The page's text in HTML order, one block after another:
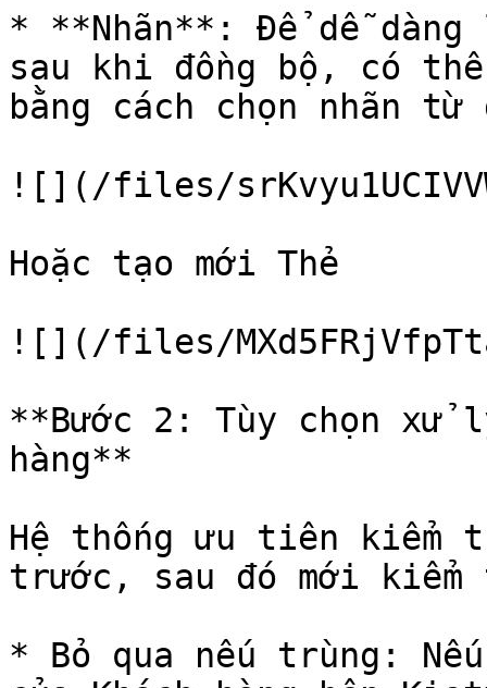
* **Nhãn**: Để dễ dàng
sau khi đồng bộ, có thể
bằng cách chọn nhãn
![](/files/
Hoặc tạo mới Thẻ
![](/files/
**Bước 2: Tùy chọn
hàng**
Hệ thống ưu tiên
trước, sau đó mới
* Bỏ qua nếu trùng: